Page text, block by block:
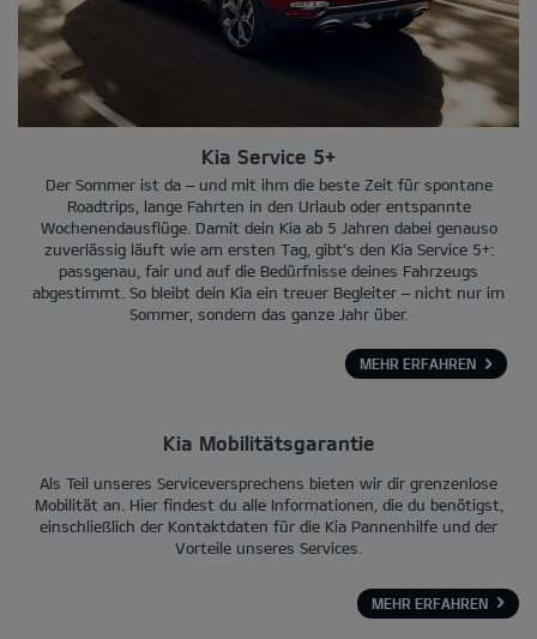
Kia Service 5+
Der Sommer ist da – und mit ihm die beste Zeit für spontane
Roadtrips, lange Fahrten in den Urlaub oder entspannte
Wochenendausflüge. Damit dein Kia ab 5 Jahren dabei genauso
zuverlässig läuft wie am ersten Tag, gibt’s den Kia Service 5+:
passgenau, fair und auf die Bedürfnisse deines Fahrzeugs
abgestimmt. So bleibt dein Kia ein treuer Begleiter – nicht nur im
Sommer, sondern das ganze Jahr über.
MEHR ERFAHREN
Kia Mobilitätsgarantie
Als Teil unseres Serviceversprechens bieten wir dir grenzenlose
Mobilität an. Hier findest du alle Informationen, die du benötigst,
einschließlich der Kontaktdaten für die Kia Pannenhilfe und der
Vorteile unseres Services.
MEHR ERFAHREN